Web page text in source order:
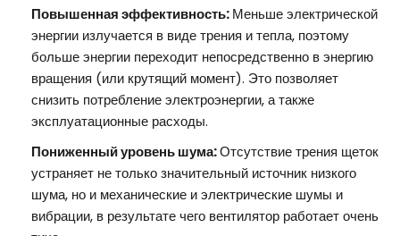
Повышенная эффективность:Меньше электрической
энергии излучается в виде трения и тепла, поэтому
больше энергии переходит непосредственно в энергию
вращения (или крутящий момент). Это позволяет
снизить потребление электроэнергии, а также
эксплуатационные расходы.
Пониженный уровень шума:Отсутствие трения щеток
устраняет не только значительный источник низкого
шума, но и механические и электрические шумы и
вибрации, в результате чего вентилятор работает очень